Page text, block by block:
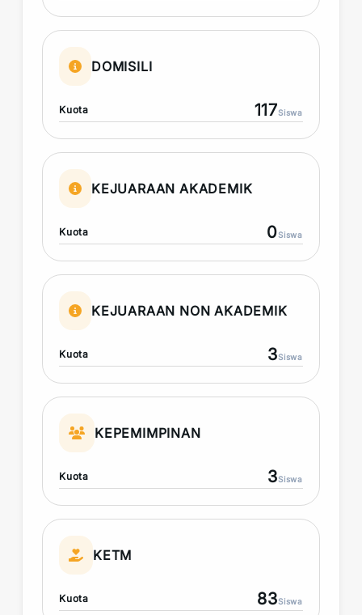
DOMISILI
Kuota 117Siswa
KEJUARAAN AKADEMIK
Kuota 0Siswa
KEJUARAAN NON AKADEMIK
Kuota 3Siswa
KEPEMIMPINAN
Kuota 3Siswa
KETM
Kuota 83Siswa